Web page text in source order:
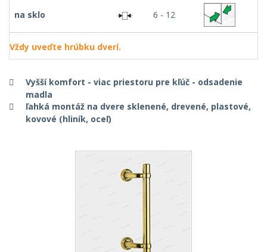
na sklo 6 - 12
Vždy uveďte hrúbku dverí.
Vyšší komfort - viac priestoru pre kľúč - odsadenie
madla
ľahká montáž na dvere sklenené, drevené, plastové,
kovové (hliník, oceľ)